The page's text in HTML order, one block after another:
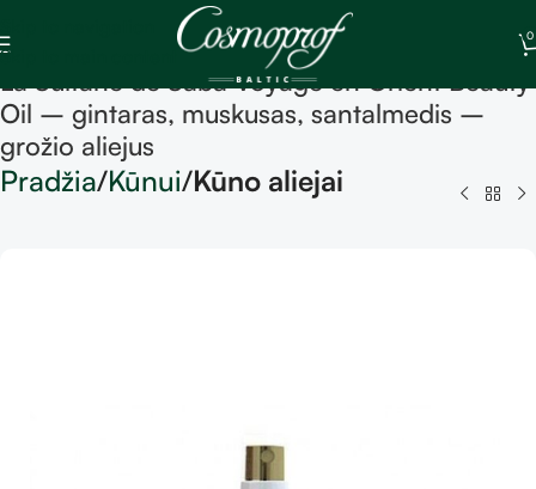
Skip to main content
0
La Sultane de Saba Voyage en Orient Beauty
Oil – gintaras, muskusas, santalmedis –
grožio aliejus
Pradžia Kūnui Kūno aliejai